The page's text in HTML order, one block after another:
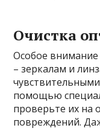
Очистка
Особое
– зеркалам и
помощью
проверьте их на
повреждений.